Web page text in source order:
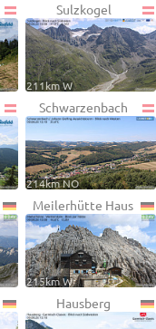
Sulzkogel
211km W
Schwarzenbach
214km NO
Meilerhütte Haus
215km W
Hausberg